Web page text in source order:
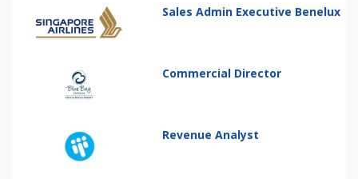
Sales Admin Executive Benelux
Commercial Director
Revenue Analyst